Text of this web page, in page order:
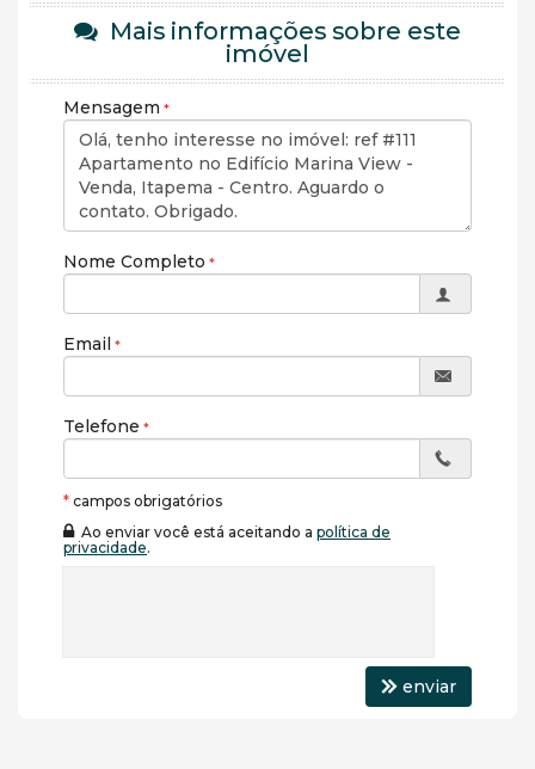
Mais informações sobre este
imóvel
Mensagem
Nome Completo
Email
Telefone
* campos obrigatórios
Ao enviar você está aceitando a política de
privacidade.
enviar